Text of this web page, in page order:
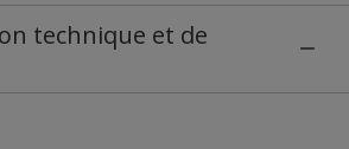
technique et de